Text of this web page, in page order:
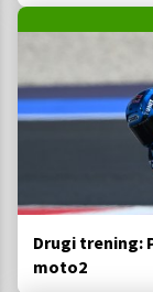
Drugi trening:
moto2